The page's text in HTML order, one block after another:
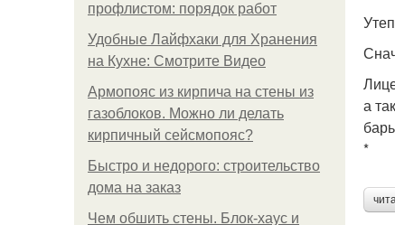
профлистом: порядок работ
Удобные Лайфхаки для Хранения
на Кухне: Смотрите Видео
Армопояс из кирпича на стены из
газоблоков. Можно ли делать
кирпичный сейсмопояс?
Быстро и недорого: строительство
дома на заказ
Чем обшить стены. Блок-хаус и
а
*